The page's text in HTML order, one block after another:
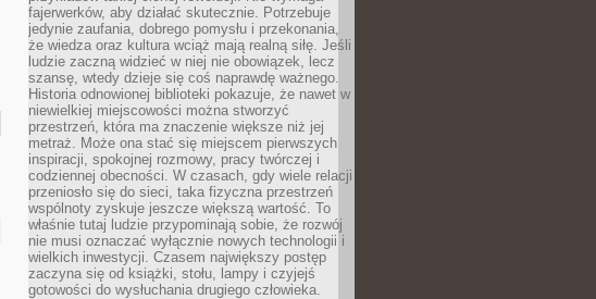
fajerwerków, aby działać skutecznie. Potrzebuje
jedynie zaufania, dobrego pomysłu i przekonania,
że wiedza oraz kultura wciąż mają realną siłę. Jeśli
ludzie zaczną widzieć w niej nie obowiązek, lecz
szansę, wtedy dzieje się coś naprawdę ważnego.
Historia odnowionej biblioteki pokazuje, że nawet w
niewielkiej miejscowości można stworzyć
przestrzeń, która ma znaczenie większe niż jej
metraż. Może ona stać się miejscem pierwszych
inspiracji, spokojnej rozmowy, pracy twórczej i
codziennej obecności. W czasach, gdy wiele relacji
przeniosło się do sieci, taka fizyczna przestrzeń
wspólnoty zyskuje jeszcze większą wartość. To
właśnie tutaj ludzie przypominają sobie, że rozwój
nie musi oznaczać wyłącznie nowych technologii i
wielkich inwestycji. Czasem największy postęp
zaczyna się od książki, stołu, lampy i czyjejś
gotowości do wysłuchania drugiego człowieka.